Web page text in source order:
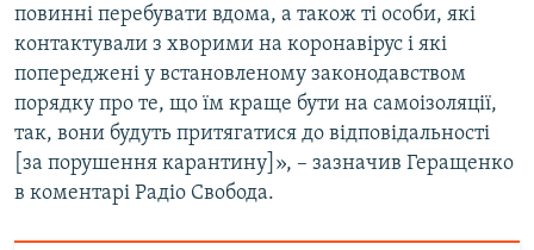
повинні перебувати вдома, а також ті особи, які
контактували з хворими на коронавірус і які
попереджені у встановленому законодавством
порядку про те, що їм краще бути на самоізоляції,
так, вони будуть притягатися до відповідальності
[за порушення карантину]», – зазначив Геращенко
в коментарі Радіо Свобода.